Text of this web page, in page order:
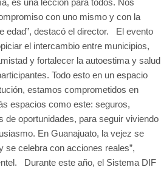
es una lección para todos. Nos
con uno mismo y con la
edad”, destacó el director. El evento
el intercambio entre municipios,
y fortalecer la autoestima y salud
Todo esto en un espacio
estamos comprometidos en
espacios como este: seguros,
de oportunidades, para seguir viviendo
En Guanajuato, la vejez se
se celebra con acciones reales”,
Durante este año, el Sistema DIF